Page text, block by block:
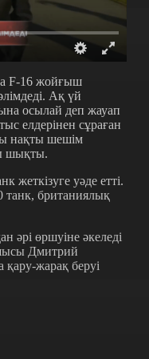
F-16 жойғыш
Ақ үй
осылай деп жауап
елдерінен сұраған
нақты шешім
шықты.
жеткізуге уәде етті.
танк, британиялық
әрі өршуіне әкеледі
Дмитрий
қару-жарақ беруі